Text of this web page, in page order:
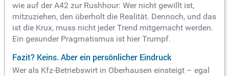
wie auf der A42 zur Rushhour: Wer nicht gewillt ist,
mitzuziehen, den überholt die Realität. Dennoch, und das
ist die Krux, muss nicht jeder Trend mitgemacht werden.
Ein gesunder Pragmatismus ist hier Trumpf.
Fazit? Keins. Aber ein persönlicher Eindruck
Wer als Kfz-Betriebswirt in Oberhausen einsteigt – egal